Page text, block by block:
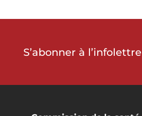
S’abonner à l’infolettre